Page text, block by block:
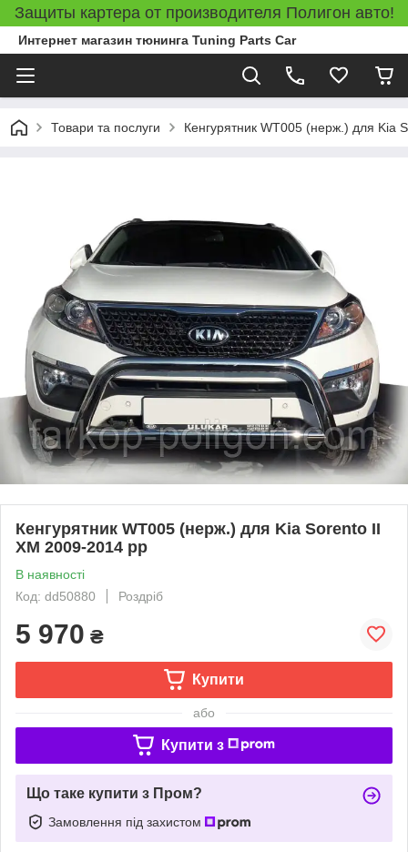
Защиты картера от производителя Полигон авто!
Интернет магазин тюнинга Tuning Parts Car
Товари та послуги Кенгурятник WT005 (нерж.) для Kia
Кенгурятник WT005 (нерж.) для Kia Sorento II
XM 2009-2014 рр
В наявності
Код: dd50880
Роздріб
5 970 ₴
Купити
або
Купити з
Що таке купити з Пром?
Замовлення під захистом